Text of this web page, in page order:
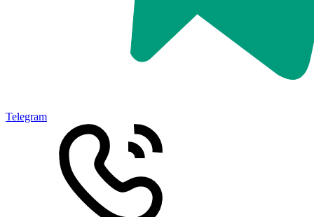
Telegram